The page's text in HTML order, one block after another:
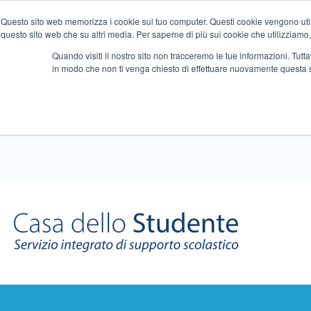
Questo sito web memorizza i cookie sul tuo computer. Questi cookie vengono
questo sito web che su altri media. Per saperne di più sui cookie che
Quando visiti il ​​nostro sito non tracceremo le tue informazioni.
in modo che non ti venga chiesto di effettuare nuovamente questa